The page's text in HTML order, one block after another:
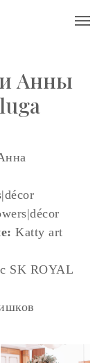
Анны
Katty art
SK ROYAL